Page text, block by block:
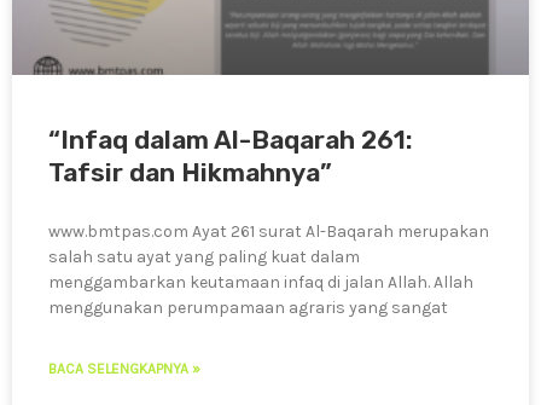
“Infaq dalam Al-Baqarah 261:
Tafsir dan Hikmahnya”
www.bmtpas.com Ayat 261 surat Al-Baqarah merupakan
salah satu ayat yang paling kuat dalam
menggambarkan keutamaan infaq di jalan Allah. Allah
menggunakan perumpamaan agraris yang sangat
BACA SELENGKAPNYA »